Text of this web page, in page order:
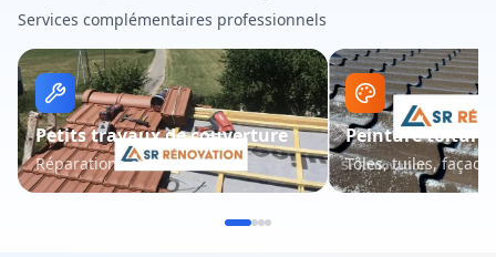
Services complémentaires professionnels
Petits travaux de couverture
Réparations et entretien
Peinture toiture
Tôles, tuiles,